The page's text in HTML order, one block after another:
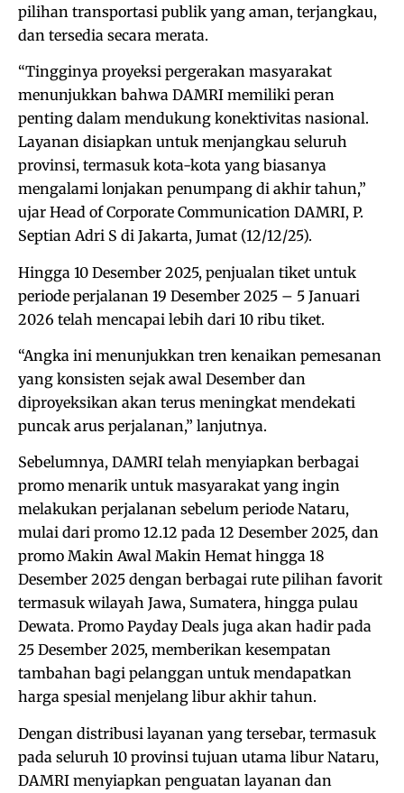
pilihan transportasi publik yang aman, terjangkau,
dan tersedia secara merata.
“Tingginya proyeksi pergerakan masyarakat
menunjukkan bahwa DAMRI memiliki peran
penting dalam mendukung konektivitas nasional.
Layanan disiapkan untuk menjangkau seluruh
provinsi, termasuk kota-kota yang biasanya
mengalami lonjakan penumpang di akhir tahun,”
ujar Head of Corporate Communication DAMRI, P.
Septian Adri S di Jakarta, Jumat (12/12/25).
Hingga 10 Desember 2025, penjualan tiket untuk
periode perjalanan 19 Desember 2025 – 5 Januari
2026 telah mencapai lebih dari 10 ribu tiket.
“Angka ini menunjukkan tren kenaikan pemesanan
yang konsisten sejak awal Desember dan
diproyeksikan akan terus meningkat mendekati
puncak arus perjalanan,” lanjutnya.
Sebelumnya, DAMRI telah menyiapkan berbagai
promo menarik untuk masyarakat yang ingin
melakukan perjalanan sebelum periode Nataru,
mulai dari promo 12.12 pada 12 Desember 2025, dan
promo Makin Awal Makin Hemat hingga 18
Desember 2025 dengan berbagai rute pilihan favorit
termasuk wilayah Jawa, Sumatera, hingga pulau
Dewata. Promo Payday Deals juga akan hadir pada
25 Desember 2025, memberikan kesempatan
tambahan bagi pelanggan untuk mendapatkan
harga spesial menjelang libur akhir tahun.
Dengan distribusi layanan yang tersebar, termasuk
pada seluruh 10 provinsi tujuan utama libur Nataru,
DAMRI menyiapkan penguatan layanan dan